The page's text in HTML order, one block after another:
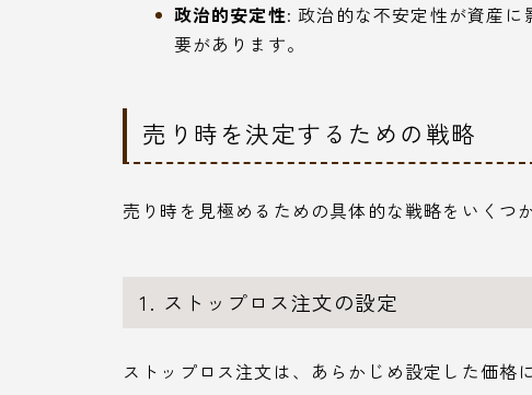
政治的安定性: 政治的な不安定性が資産
要があります。
売り時を決定するための戦略
売り時を見極めるための具体的な戦略をいくつ
1. ストップロス注文の設定
ストップロス注文は、あらかじめ設定した価格